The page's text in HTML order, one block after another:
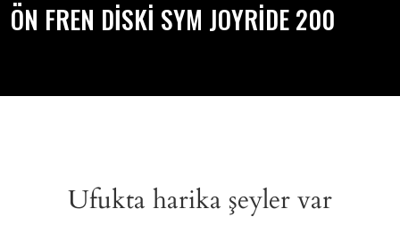
ÖN FREN DİSKİ SYM JOYRİDE 200
Ufukta harika şeyler var